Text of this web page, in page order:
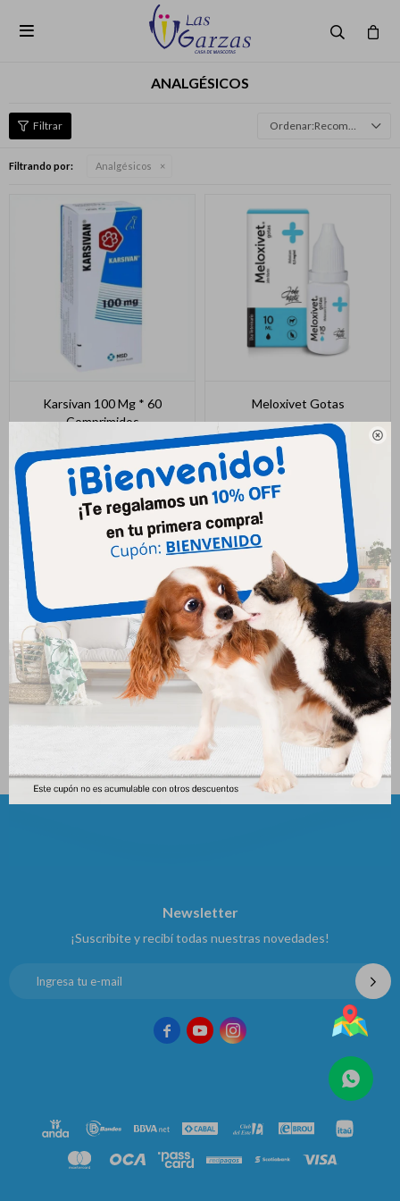


ANALGÉSICOS
Recomendados
Filtrando por: Analgésicos
Karsivan 100 Mg * 60
Comprimidos
$2.999
Meloxivet Gotas
$1.059
Meloxicam Gotas 10 Ml
736
Newsletter
¡Suscribite y recibí todas nuestras novedades!
  